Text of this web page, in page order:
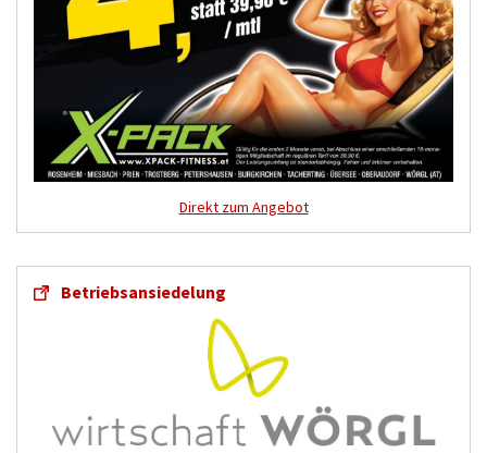
Direkt zum Angebot
Betriebsansiedelung